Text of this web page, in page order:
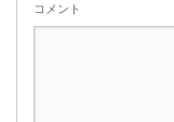
コメント